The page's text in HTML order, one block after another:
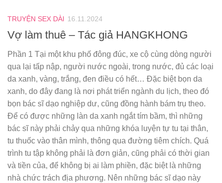
TRUYỆN SEX DÀI 16.11.2024
Vợ làm thuê – Tác giả HANGKHONG
Phần 1 Tại một khu phố đông đúc, xe cộ cùng dòng người
qua lại tấp nập, người nước ngoài, trong nước, đủ các loại
da xanh, vàng, trắng, đen điều có hết… Đặc biệt bọn da
xanh, do đây đang là nơi phát triển ngành du lịch, theo đó
bọn bác sĩ dạo nghiệp dư, cũng đồng hành bám trụ theo.
Để có được những làn da xanh ngắt tím bầm, thì những
bác sĩ này phải chảy qua những khóa luyện tự tu tại thân,
tu thuốc vào thân mình, thông qua đường tiêm chích. Quá
trình tu tập không phải là đơn giản, cũng phải có thời gian
và tiền của, để không bị ai làm phiền, đặc biệt là những
nhà chức trách địa phương. Nên những bác sĩ dạo này